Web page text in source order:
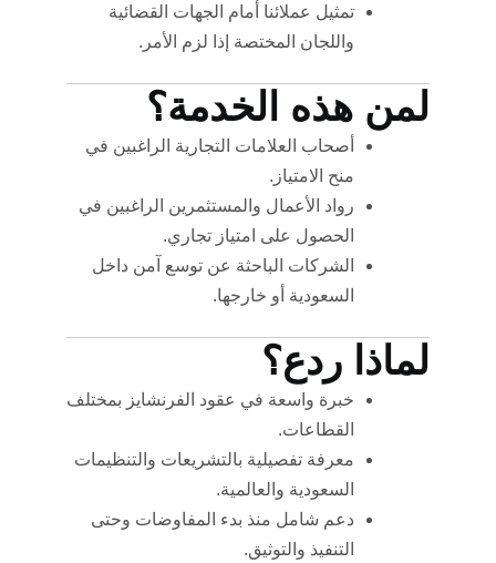
تمثيل عملائنا أمام الجهات القضائية
واللجان المختصة إذا لزم الأمر.
لمن هذه الخدمة؟
أصحاب العلامات التجارية الراغبين في
منح الامتياز.
رواد الأعمال والمستثمرين الراغبين في
الحصول على امتياز تجاري.
الشركات الباحثة عن توسع آمن داخل
السعودية أو خارجها.
لماذا ردع؟
خبرة واسعة في عقود الفرنشايز بمختلف
القطاعات.
معرفة تفصيلية بالتشريعات والتنظيمات
السعودية والعالمية.
دعم شامل منذ بدء المفاوضات وحتى
التنفيذ والتوثيق.